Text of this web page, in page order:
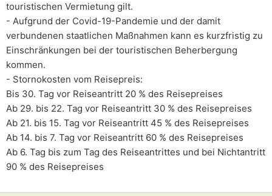
touristischen Vermietung gilt.
- Aufgrund der Covid-19-Pandemie und der damit
verbundenen staatlichen Maßnahmen kann es kurzfristig zu
Einschränkungen bei der touristischen Beherbergung
kommen.
- Stornokosten vom Reisepreis:
Bis 30. Tag vor Reiseantritt 20 % des Reisepreises
Ab 29. bis 22. Tag vor Reiseantritt 30 % des Reisepreises
Ab 21. bis 15. Tag vor Reiseantritt 45 % des Reisepreises
Ab 14. bis 7. Tag vor Reiseantritt 60 % des Reisepreises
Ab 6. Tag bis zum Tag des Reiseantrittes und bei Nichtantritt
90 % des Reisepreises